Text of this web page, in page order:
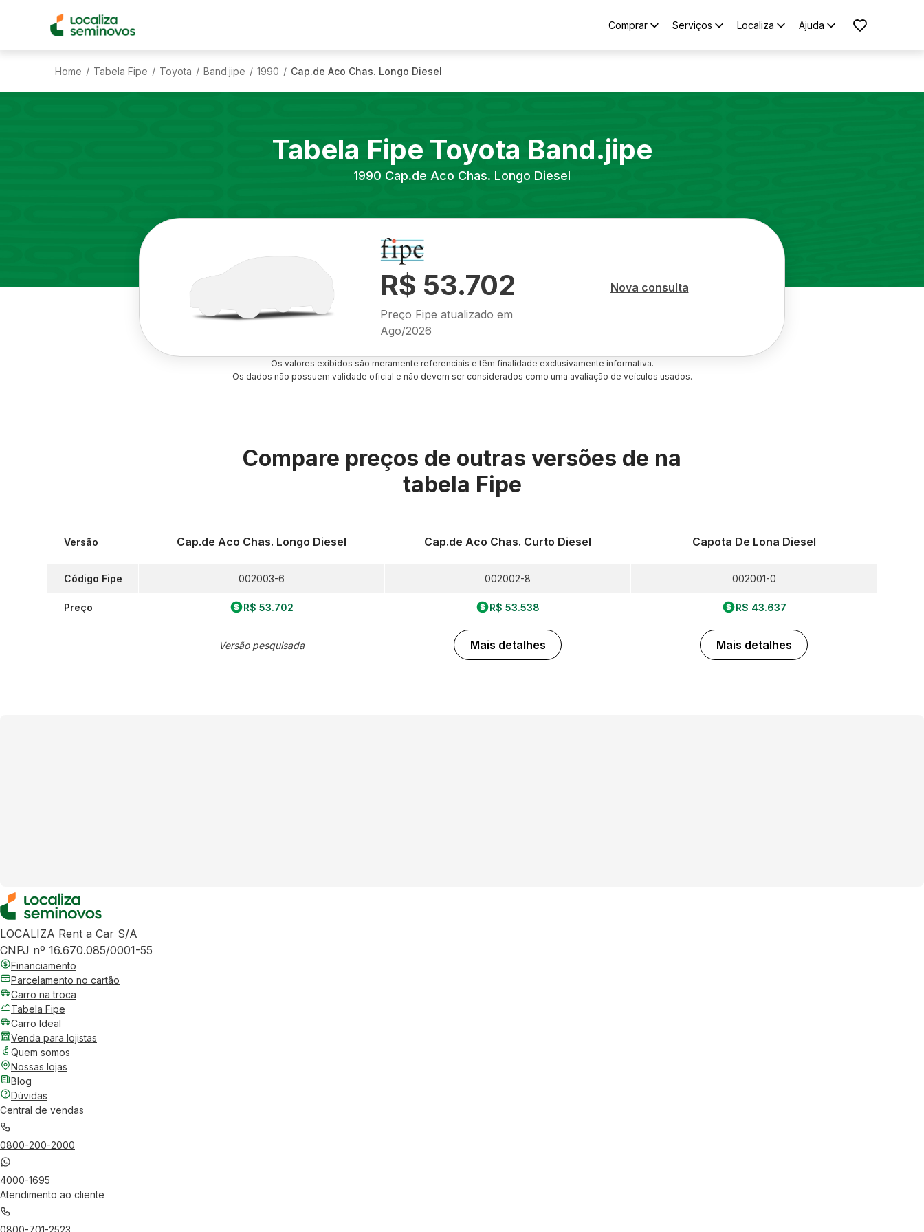
Comprar Serviços Localiza Ajuda
Home / Tabela Fipe / Toyota / Band.jipe / 1990 / Cap.de Aco Chas. Longo Diesel
Tabela Fipe Toyota Band.jipe
1990 Cap.de Aco Chas. Longo Diesel
R$ 53.702
Preço Fipe atualizado em
Ago/2026
Nova consulta
Os valores exibidos são meramente referenciais e têm finalidade exclusivamente informativa.
Os dados não possuem validade oficial e não devem ser considerados como uma avaliação de veículos usados.
Compare preços de outras versões de na
tabela Fipe
Versão
Código Fipe
Preço
Cap.de Aco Chas. Longo Diesel
002003-6
R$ 53.702
Versão pesquisada
Cap.de Aco Chas. Curto Diesel
002002-8
R$ 53.538
Mais detalhes
Capota De Lona Diesel
002001-0
R$ 43.637
Mais detalhes
LOCALIZA Rent a Car S/A
CNPJ nº 16.670.085/0001-55
Financiamento
Parcelamento no cartão
Carro na troca
Tabela Fipe
Carro Ideal
Venda para lojistas
Quem somos
Nossas lojas
Blog
Dúvidas
Central de vendas
0800-200-2000
4000-1695
Atendimento ao cliente
0800-701-2523